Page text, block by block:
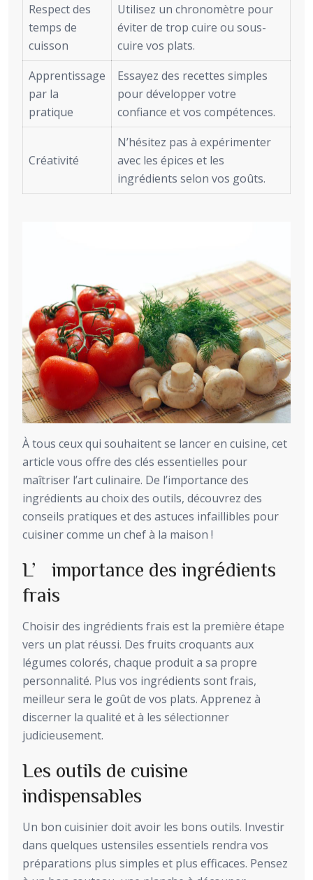
Respect des
temps de
cuisson
Utilisez un chronomètre pour
éviter de trop cuire ou sous-
cuire vos plats.
Apprentissage
par la
pratique
Essayez des recettes simples
pour développer votre
confiance et vos compétences.
Créativité
N’hésitez pas à expérimenter
avec les épices et les
ingrédients selon vos goûts.
À tous ceux qui souhaitent se lancer en cuisine, cet
article vous offre des clés essentielles pour
maîtriser l’art culinaire. De l’importance des
ingrédients au choix des outils, découvrez des
conseils pratiques et des astuces infaillibles pour
cuisiner comme un chef à la maison !
L’importance des ingrédients
frais
Choisir des ingrédients frais est la première étape
vers un plat réussi. Des fruits croquants aux
légumes colorés, chaque produit a sa propre
personnalité. Plus vos ingrédients sont frais,
meilleur sera le goût de vos plats. Apprenez à
discerner la qualité et à les sélectionner
judicieusement.
Les outils de cuisine
indispensables
Un bon cuisinier doit avoir les bons outils. Investir
dans quelques ustensiles essentiels rendra vos
préparations plus simples et plus efficaces. Pensez